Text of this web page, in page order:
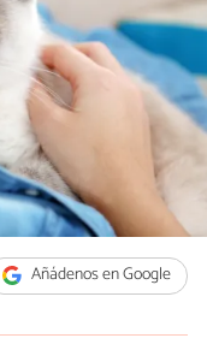
Añádenos en Google